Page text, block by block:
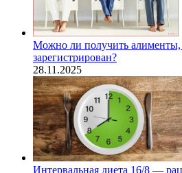
Можно ли получить алименты,
зарегистрирован?
28.11.2025
Интервальная диета 16/8 —